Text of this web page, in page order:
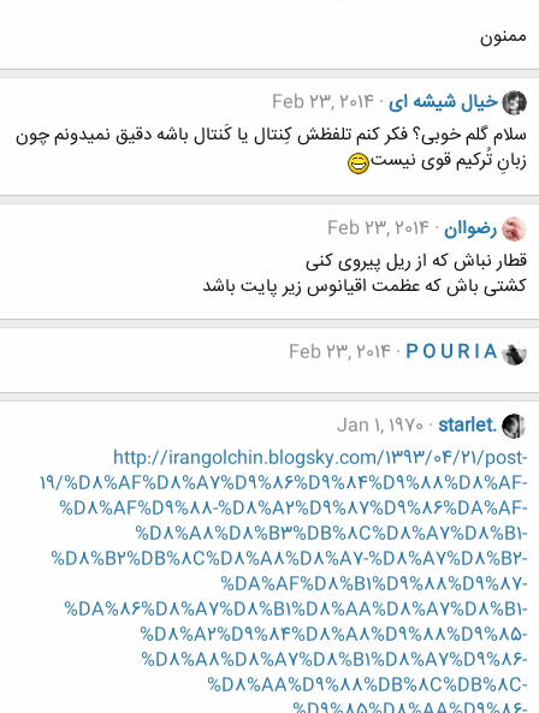
ممنون
خیال شیشه ای Feb 23, 2014
سلام گلم خوبی؟ فکر کنم تلفظش کِنتال یا کَنتال باشه دقیق نمیدونم چون
زبانِ تُرکیم قوی نیست
رضواان Feb 23, 2014
قطار نباش که از ریل پیروی کنی
کشتی باش که عظمت اقیانوس زیر پایت باشد
P O U R I A
Feb 23, 2014
starlet.
Jan 1, 1970
http://irangolchin.blogsky.com/1393/04/21/post-
19/%D8%AF%D8%A7%D9%86%D9%84%D9%88%D8%AF-
%D8%AF%D9%88-%D8%A2%D9%87%D9%86%DA%AF-
%D8%A8%D8%B3%DB%8C%D8%A7%D8%B1-
%D8%B2%DB%8C%D8%A8%D8%A7-%D8%A7%D8%B2-
%DA%AF%D8%B1%D9%88%D9%87-
%DA%86%D8%A7%D8%B1%D8%AA%D8%A7%D8%B1-
%D8%A2%D9%84%D8%A8%D9%88%D9%85-
%D8%A8%D8%A7%D8%B1%D8%A7%D9%86-
%D8%AA%D9%88%DB%8C%DB%8C-